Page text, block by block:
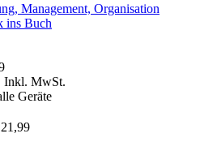
Management, Organisation
ins Buch
Inkl. MwSt.
Geräte